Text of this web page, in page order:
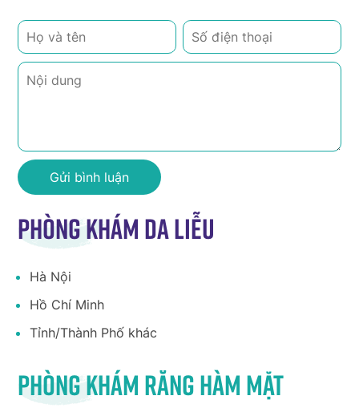
Phòng khám da liễu
Hà Nội
Hồ Chí Minh
Tỉnh/Thành Phố khác
Phòng khám răng hàm mặt